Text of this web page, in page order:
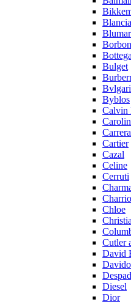
Blancia
Bulget
Bvlgari
Byblos
Calvin
Carrera
Cartier
Cazal
Celine
Cerruti
Chloe
Cutler
David
Diesel
Dior